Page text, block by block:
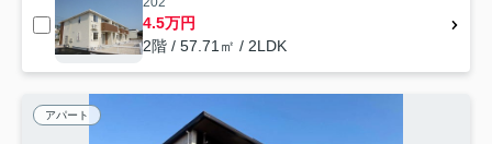
4.5万円
2階 / 57.71㎡ / 2LDK
アパート